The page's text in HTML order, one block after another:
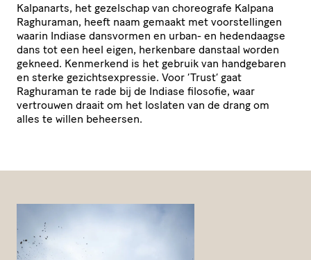
Kalpanarts, het gezelschap van choreografe Kalpana
Raghuraman, heeft naam gemaakt met voor­stel­lingen
waarin Indiase dansvormen en urban- en hedendaagse
dans tot een heel eigen, herkenbare danstaal worden
gekneed. Kenmerkend is het gebruik van handgebaren
en sterke gezichts­ex­pressie. Voor ‘Trust’ gaat
Raghuraman te rade bij de Indiase filosofie, waar
vertrouwen draait om het loslaten van de drang om
alles te willen beheersen.